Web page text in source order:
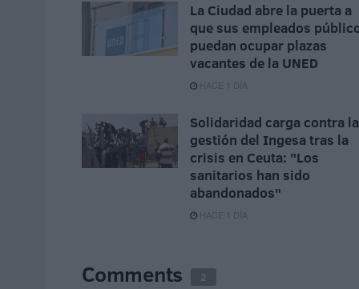
La Ciudad abre la puerta a
que sus empleados
puedan ocupar plazas
vacantes de la UNED
HACE 1 DÍA
Solidaridad carga contra la
gestión del Ingesa tras la
crisis en Ceuta: "Los
sanitarios han sido
abandonados"
HACE 1 DÍA
Comments 2